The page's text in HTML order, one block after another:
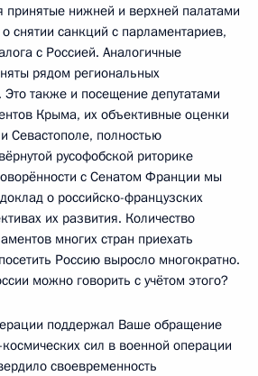
принятые нижней и верхней палатами
снятии санкций с парламентариев,
с Россией. Аналогичные
рядом региональных
также и посещение депутатами
Крыма, их объективные оценки
Севастополе, полностью
русофобской риторике
с Сенатом Франции мы
о российско-французских
их развития. Количество
многих стран приехать
Россию выросло многократно.
можно говорить с учётом этого?
поддержал Ваше обращение
сил в военной операции
своевременность